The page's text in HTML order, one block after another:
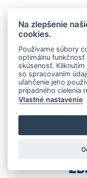
Na zlepšenie
cookies.
Používame súbory
optimálnu funkčnosť
skúsenosť.
so spracovaním
uľahčenie jeho
prípadného cielenia
Vlastné nastavenie